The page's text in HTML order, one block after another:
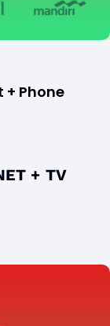
Phone
+ TV